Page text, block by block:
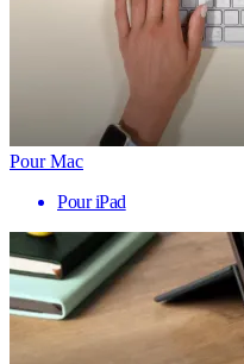
Pour Mac
Pour iPad